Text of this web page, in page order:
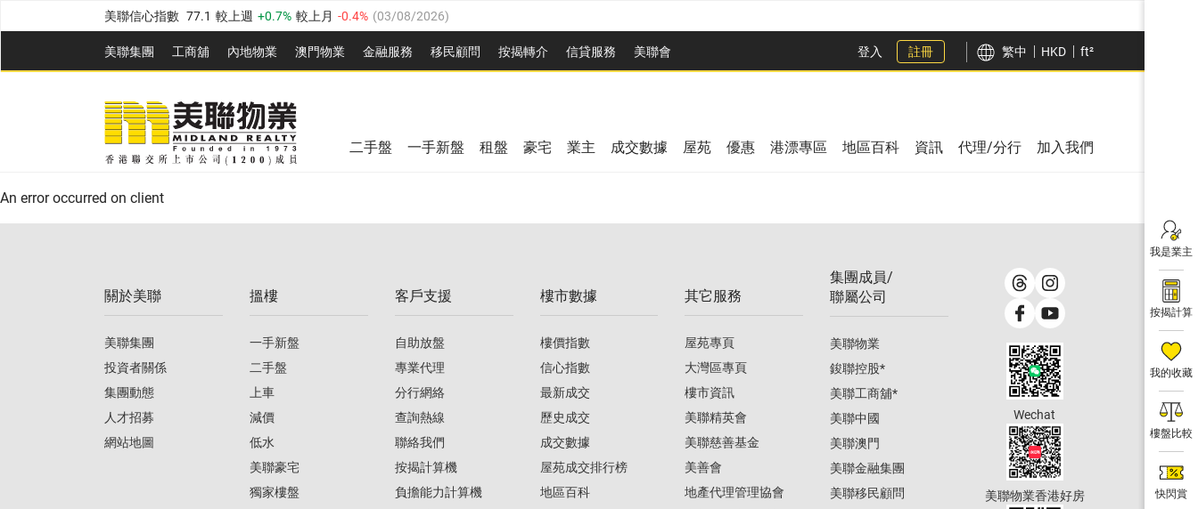
美聯信心指數 77.1 較上週 0.7% 較上月 -0.4% (03/08/2026)
全港樓價指數 149.1 較上週 0% 較上月 0.4% (03/08/2026)
港島樓價指數 157.4 較上週 -0.3% 較上月 -0.8% (03/08/2026)
九龍樓價指數 156.4 較上週 -0.1%
新界樓價指數 134.8 較上週 0.1% 0.9% 03/08/2026
美聯信心指數 77.1 較上週 0.7% 較上月
美聯集團 工商舖 內地物業 澳門物業 金融服務 移民顧問 按揭轉介 信貸服務 美聯會
全港樓價指數 149.1 較上週 0% 較上月
美聯信心指數 較上週 0.7% 03/08/2026)
登入 註冊 繁中 HKD ft²
我是業主
按揭計算
我的收藏
樓盤比較
快閃賞
二手盤 一手新盤 租盤 豪宅 業主 成交數據 屋苑 優惠 港漂專區 地區百科 資訊 代理/分行 加入我們
An error occurred on client
關於美聯
美聯集團
投資者關係
集團動態
人才招募
網站地圖
搵樓
一手新盤
二手盤
上車
減價
低水
美聯豪宅
獨家樓盤
客戶支援
自助放盤
專業代理
分行網絡
查詢熱線
聯絡我們
按揭計算機
負擔能力計算機
樓市數據
樓價指數
信心指數
最新成交
歷史成交
成交數據
屋苑成交排行榜
地區百科
其它服務
屋苑專頁
大灣區專頁
樓市資訊
美聯精英會
美聯慈善基金
美善會
地產代理管理協會
集團成員/
聯屬公司
美聯物業
鋑聯控股*
美聯工商舖*
美聯中國
美聯澳門
美聯金融集團
美聯移民顧問
Wechat
美聯物業香港好房